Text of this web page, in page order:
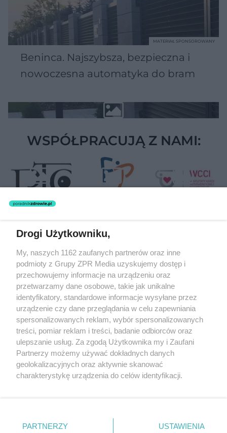
Beninca. Najszybsza, bezpieczna i
nowoczesna automatyka do bram
MATERIAŁ SPONSOROWANY
WSPÓŁPRACUJĄ Z NAMI:
Żaden utwór zamieszczony w serwisie nie może być powielany i
rozpowszechniany lub dalej rozpowszechniany w jakikolwiek sposób
(w tym także elektroniczny lub mechaniczny) na jakimkolwiek polu
eksploatacji w jakiejkolwiek formie, włącznie z umieszczaniem w
Internecie bez pisemnej zgody właściciela praw. Jakiekolwiek użycie
lub wykorzystanie utworów w całości lub w części z naruszeniem
prawa, tzn. bez właściwej zgody, jest zabronione pod groźbą kary i
może być ścigane prawnie.
O nas
Drogi Użytkowniku,
My, naszych 1162 zaufanych partnerów oraz inne
podmioty z Grupy ZPR Media uzyskujemy dostęp i
przechowujemy informacje na urządzeniu oraz
przetwarzamy dane osobowe, takie jak unikalne
identyfikatory, standardowe informacje wysyłane przez
urządzenie czy dane przeglądania w celu zapewniania
spersonalizowanych reklam, wybór spersonalizowanych
treści, pomiar reklam i treści, badanie odbiorców oraz
ulepszanie usług. Za zgodą Użytkownika my i Zaufani
Partnerzy możemy używać dokładnych danych
geolokalizacyjnych oraz aktywnie skanować
charakterystykę urządzenia do celów identyfikacji.
zmienić/wycofać klikając przycisk ustawień prywatności
PARTNERZY USTAWIENIA